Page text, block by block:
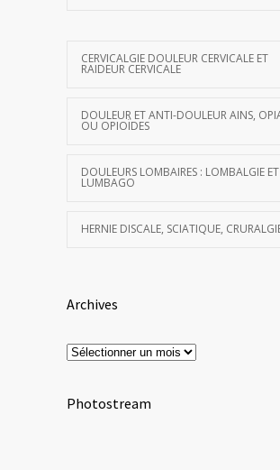
CERVICALGIE DOULEUR CERVICALE ET
RAIDEUR CERVICALE
DOULEUR ET ANTI-DOULEUR AINS,
OU OPIOÏDES
DOULEURS LOMBAIRES : LOMBALGIE ET
LUMBAGO
HERNIE DISCALE, SCIATIQUE,
Archives
Photostream